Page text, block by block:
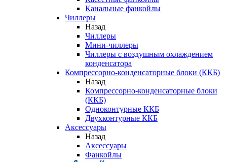
Канальные фанкойлы
Чиллеры
Назад
Чиллеры
Мини-чиллеры
Чиллеры с воздушным охлаждением
конденсатора
Компрессорно-конденсаторные блоки (ККБ)
Назад
Компрессорно-конденсаторные блоки
(ККБ)
Одноконтурные ККБ
Двухконтурные ККБ
Аксессуары
Назад
Аксессуары
Фанкойлы